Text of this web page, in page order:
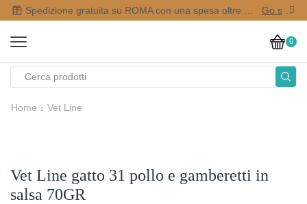
Go shop
0
Home Vet Line
Vet Line gatto 31 pollo e gamberetti in
salsa 70GR